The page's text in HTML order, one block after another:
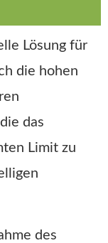
Lösung für
die hohen
das
Limit zu
des